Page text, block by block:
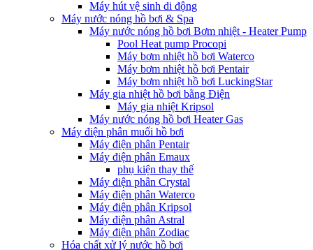
Máy hút vệ sinh di động
Máy nước nóng hồ bơi & Spa
Máy nước nóng hồ bơi Bơm nhiệt - Heater Pump
Pool Heat pump Procopi
Máy bơm nhiệt hồ bơi Waterco
Máy bơm nhiệt hồ bơi Pentair
Máy bơm nhiệt hồ bơi LuckingStar
Máy gia nhiệt hồ bơi bằng Điện
Máy gia nhiệt Kripsol
Máy nước nóng hồ bơi Heater Gas
Máy điện phân muối hồ bơi
Máy điện phân Pentair
Máy điện phân Emaux
phụ kiện thay thế
Máy điện phân Crystal
Máy điện phân Waterco
Máy điện phân Kripsol
Máy điện phân Astral
Máy điện phân Zodiac
Hóa chất xử lý nước hồ bơi